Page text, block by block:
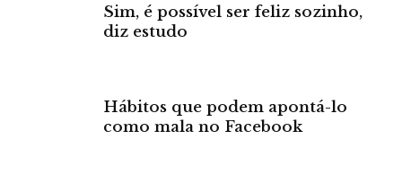
Sim, é possível ser feliz sozinho,
diz estudo
Hábitos que podem apontá-lo
como mala no Facebook